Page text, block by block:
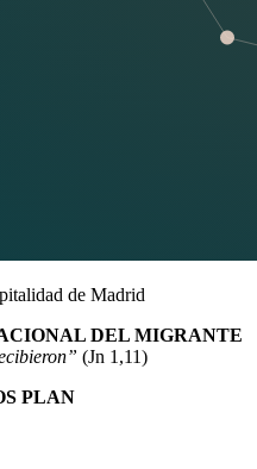
de Madrid
DEL MIGRANTE
(Jn 1,11)
PLAN